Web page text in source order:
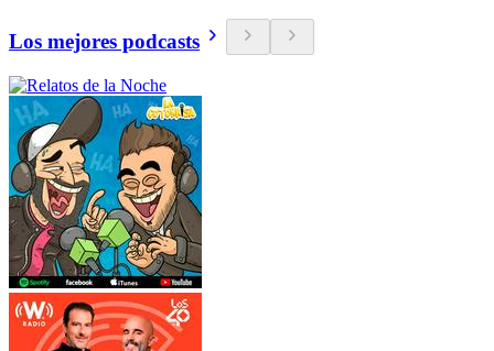
Los mejores podcasts